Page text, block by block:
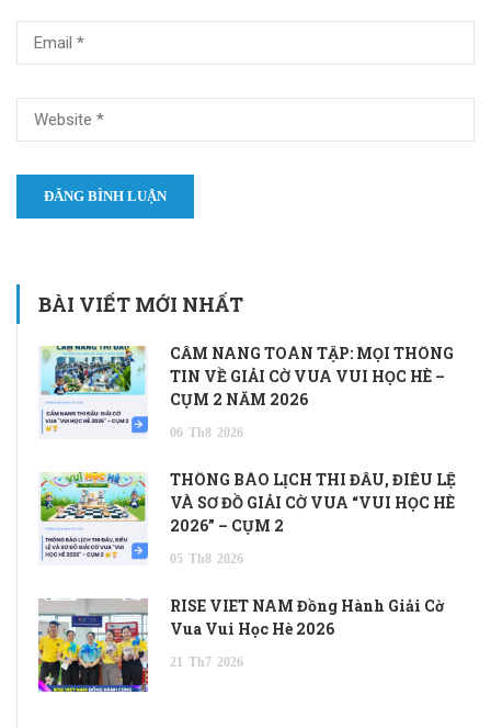
BÀI VIẾT MỚI NHẤT
CẨM NANG TOÀN TẬP: MỌI THÔNG
TIN VỀ GIẢI CỜ VUA VUI HỌC HÈ –
CỤM 2 NĂM 2026
06 Th8 2026
THÔNG BÁO LỊCH THI ĐẤU, ĐIỀU LỆ
VÀ SƠ ĐỒ GIẢI CỜ VUA “VUI HỌC HÈ
2026” – CỤM 2
05 Th8 2026
RISE VIET NAM Đồng Hành Giải Cờ
Vua Vui Học Hè 2026
21 Th7 2026